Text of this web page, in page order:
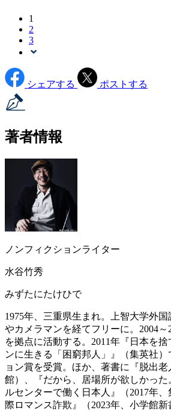
1
2
3
シェアする ポストする
著者情報
ノンフィクションライター
水谷竹秀
みずたにたけひで
1975年、三重県生まれ。上智大学外
やカメラマンを経てフリーに。2004～
を拠点に活動する。2011年『日本を
ンに生きる「困窮邦人」』（集英社
ョン賞を受賞。ほか、著書に『脱出老
館）、『だから、居場所が欲しかっ
ルセンターで働く日本人』（2017年
際ロマンス詐欺』（2023年、小学館新